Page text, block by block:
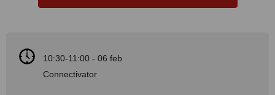
10:30-11:00 - 06 feb
Connectivator